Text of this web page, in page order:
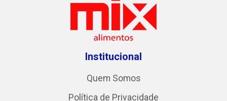
Institucional
Quem Somos
Política de Privacidade